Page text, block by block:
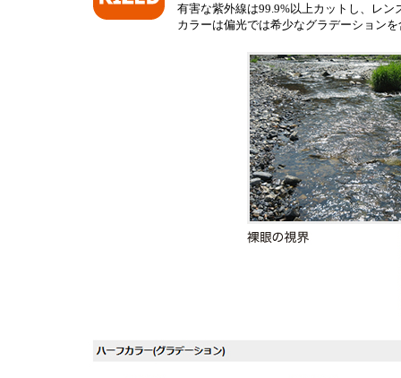
有害な紫外線は99.9%以上カットし、レ
カラーは偏光では希少なグラデーション